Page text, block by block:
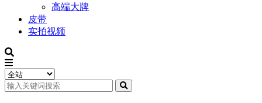
高端大牌
皮带
实拍视频